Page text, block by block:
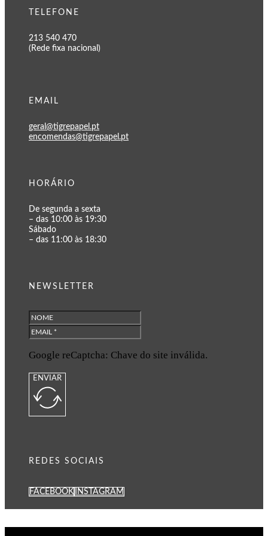
TELEFONE
213 540 470
(Rede fixa nacional)
EMAIL
geral@tigrepapel.pt
encomendas@tigrepapel.pt
HORÁRIO
De segunda a sexta
– das 10:00 às 19:30
Sábado
– das 11:00 às 18:30
NEWSLETTER
Google reCaptcha: Chave do site inválida.
ENVIAR
REDES SOCIAIS
FACEBOOK INSTAGRAM